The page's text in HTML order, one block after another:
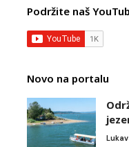
Podržite naš
Novo na portalu